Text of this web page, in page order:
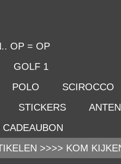
OP = OP
GOLF 1
POLO
SCIROCCO
STICKERS
>>>> KOM